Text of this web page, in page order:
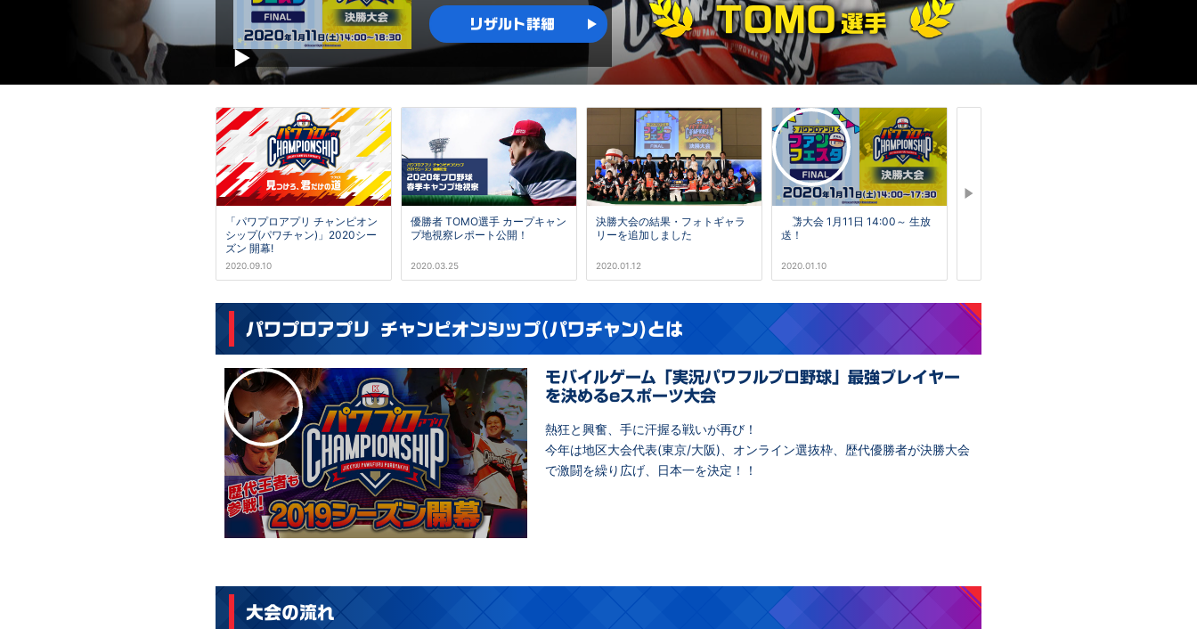
TOMO選手
リザルト詳細
「パワプロアプリ チャンピオン
シップ(パワチャン)」2020シー
ズン 開幕!
2020.09.10
優勝者 TOMO選手 カープキャン
プ地視察レポート公開！
2020.03.25
決勝大会の結果・フォトギャラ
リーを追加しました
2020.01.12
決勝大会 1月11日 14:00～ 生放
送！
2020.01.10
パワプロアプリ チャンピオンシップ(パワチャン)とは
モバイルゲーム「実況パワフルプロ野球」最強プレイヤー
を決めるeスポーツ大会
熱狂と興奮、手に汗握る戦いが再び！
今年は地区大会代表(東京/大阪)、オンライン選抜枠、歴代優勝者が決勝大会
で激闘を繰り広げ、日本一を決定！！
大会の流れ